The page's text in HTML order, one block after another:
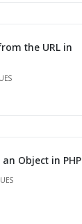
the URL in
Object in PHP